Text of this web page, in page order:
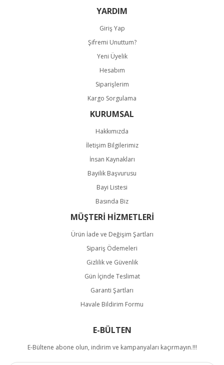
Gönder
YARDIM
Giriş Yap
Şifremi Unuttum?
Yeni Üyelik
Hesabım
Siparişlerim
Kargo Sorgulama
KURUMSAL
Hakkımızda
İletişim Bilgilerimiz
İnsan Kaynakları
Bayilik Başvurusu
Bayi Listesi
Basında Biz
MÜŞTERİ HİZMETLERİ
Ürün İade ve Değişim Şartları
Sipariş Ödemeleri
Gizlilik ve Güvenlik
Gün İçinde Teslimat
Garanti Şartları
Havale Bildirim Formu
E-BÜLTEN
E-Bültene abone olun, indirim ve kampanyaları kaçırmayın.!!!